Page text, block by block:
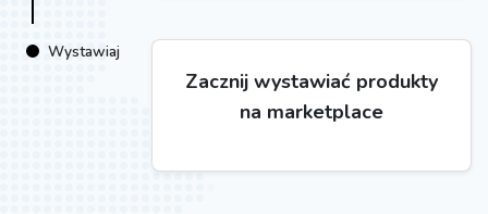
Wystawiaj
Zacznij wystawiać produkty
na marketplace